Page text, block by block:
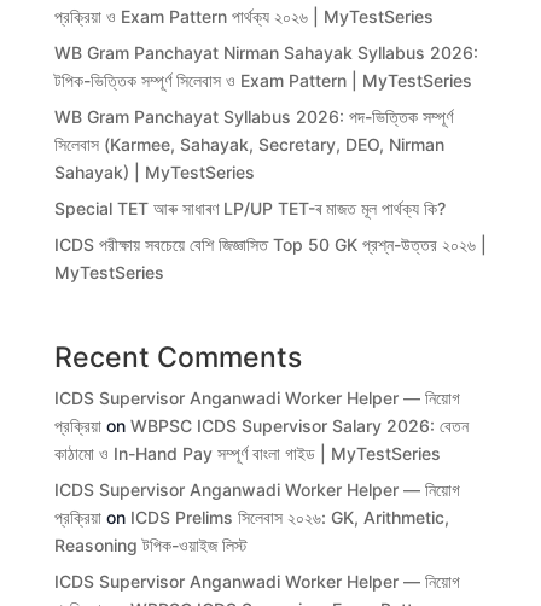
প্রক্রিয়া ও Exam Pattern পার্থক্য ২০২৬ | MyTestSeries
WB Gram Panchayat Nirman Sahayak Syllabus 2026:
টপিক-ভিত্তিক সম্পূর্ণ সিলেবাস ও Exam Pattern | MyTestSeries
WB Gram Panchayat Syllabus 2026: পদ-ভিত্তিক সম্পূর্ণ
সিলেবাস (Karmee, Sahayak, Secretary, DEO, Nirman
Sahayak) | MyTestSeries
Special TET আৰু সাধাৰণ LP/UP TET-ৰ মাজত মূল পাৰ্থক্য কি?
ICDS পরীক্ষায় সবচেয়ে বেশি জিজ্ঞাসিত Top 50 GK প্রশ্ন-উত্তর ২০২৬ |
MyTestSeries
Recent Comments
ICDS Supervisor Anganwadi Worker Helper — নিয়োগ
প্রক্রিয়াon WBPSC ICDS Supervisor Salary 2026: বেতন
কাঠামো ও In-Hand Pay সম্পূর্ণ বাংলা গাইড | MyTestSeries
ICDS Supervisor Anganwadi Worker Helper — নিয়োগ
প্রক্রিয়াon ICDS Prelims সিলেবাস ২০২৬: GK, Arithmetic,
Reasoning টপিক-ওয়াইজ লিস্ট
ICDS Supervisor Anganwadi Worker Helper — নিয়োগ